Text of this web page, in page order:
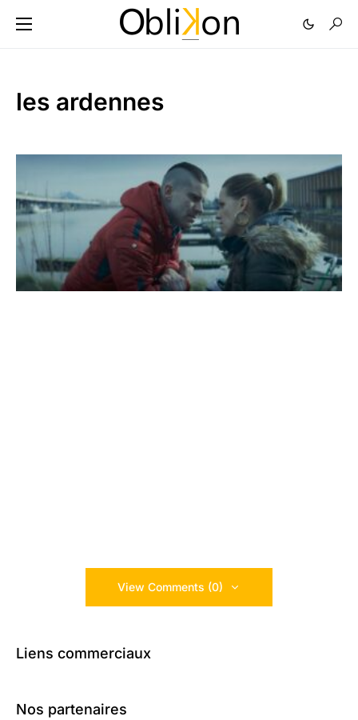
les ardennes
View Comments (0)
Liens commerciaux
Nos partenaires